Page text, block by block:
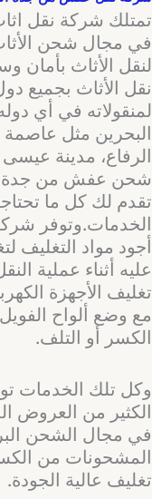
تمتلك شركة نقل
في مجال شحن
لنقل الأثاث بأمان
نقل الأثاث بجميع
لمنقولاته في أي
البحرين مثل عاصمة
الرفاع، مدينة
شحن عفش من جدة
تقدم لك كل ما
الخدمات.وتوفر
أجود مواد التغليف
عليه أثناء عملية
تغليف الأجهزة
مع وضع ألواح
الكسر أو التلف.
وكل تلك الخدمات
الكثير من العروض
في مجال الشحن
المشحونات من
تغليف عالية الجودة.